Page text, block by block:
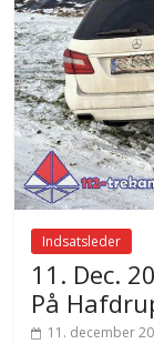
Indsatsleder
11. Dec.
På
11. december